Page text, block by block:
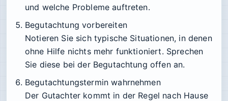
und welche Probleme auftreten.
Begutachtung vorbereiten
Notieren Sie sich typische Situationen, in denen
ohne Hilfe nichts mehr funktioniert. Sprechen
Sie diese bei der Begutachtung offen an.
Begutachtungstermin wahrnehmen
Der Gutachter kommt in der Regel nach Hause